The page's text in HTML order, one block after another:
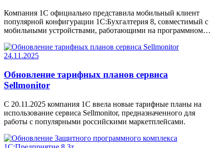
Компания 1С официально представила мобильный клиент
популярной конфигурации 1С:Бухгалтерия 8, совместимый с
мобильными устройствами, работающими на программном…
24.11.2025
Обновление тарифных планов сервиса
Sellmonitor
С 20.11.2025 компания 1С ввела новые тарифные планы на
использование сервиса Sellmonitor, предназначенного для
работы с популярными российскими маркетплейсами.